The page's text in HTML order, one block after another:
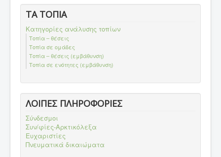
ΤΑ ΤΟΠΙΑ
Κατηγορίες ανάλυσης τοπίων
Τοπία – θέσεις
Τοπία σε ομάδες
Τοπία – θέσεις (εμβάθυνση)
Τοπία σε ενότητες (εμβάθυνση)
ΛΟΙΠΕΣ ΠΛΗΡΟΦΟΡΙΕΣ
Σύνδεσμοι
Συν/φίες-Αρκτικόλεξα
Ευχαριστίες
Πνευματικά δικαιώματα